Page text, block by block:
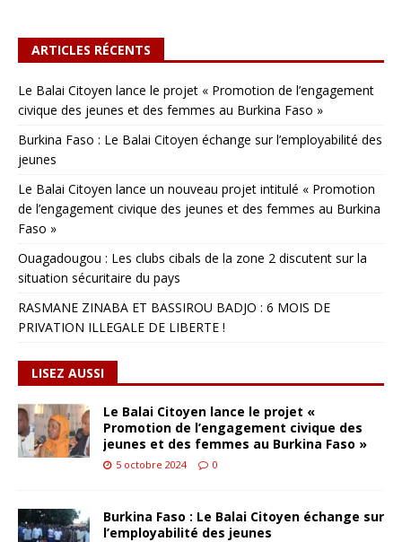
ARTICLES RÉCENTS
Le Balai Citoyen lance le projet « Promotion de l’engagement
civique des jeunes et des femmes au Burkina Faso »
Burkina Faso : Le Balai Citoyen échange sur l’employabilité des
jeunes
Le Balai Citoyen lance un nouveau projet intitulé « Promotion
de l’engagement civique des jeunes et des femmes au Burkina
Faso »
Ouagadougou : Les clubs cibals de la zone 2 discutent sur la
situation sécuritaire du pays
RASMANE ZINABA ET BASSIROU BADJO : 6 MOIS DE
PRIVATION ILLEGALE DE LIBERTE !
LISEZ AUSSI
Le Balai Citoyen lance le projet «
Promotion de l’engagement civique des
jeunes et des femmes au Burkina Faso »
5 octobre 2024 0
Burkina Faso : Le Balai Citoyen échange sur
l’employabilité des jeunes